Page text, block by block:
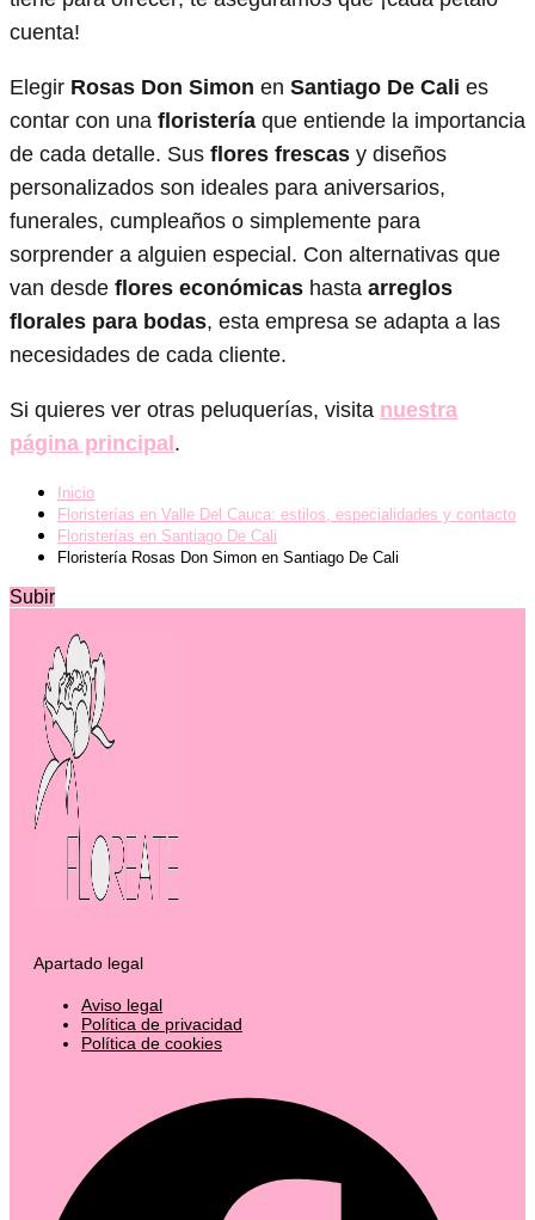
cuenta!
Elegir Rosas Don Simon en Santiago De Cali es
contar con una floristería que entiende la importancia
de cada detalle. Sus flores frescas y diseños
personalizados son ideales para aniversarios,
funerales, cumpleaños o simplemente para
sorprender a alguien especial. Con alternativas que
van desde flores económicas hasta arreglos
florales para bodas, esta empresa se adapta a las
necesidades de cada cliente.
Si quieres ver otras peluquerías, visita nuestra
página principal.
Inicio
Floristerías en Valle Del Cauca: estilos, especialidades y contacto
Floristerías en Santiago De Cali
Floristería Rosas Don Simon en Santiago De Cali
Subir
Apartado legal
Aviso legal
Política de privacidad
Política de cookies